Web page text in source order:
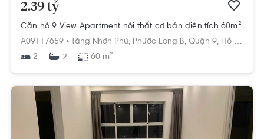
2.39 tỷ
Căn hộ 9 View Apartment nội thất cơ bản diện tích 60m².
A09117659 • Tăng Nhơn Phú, Phước Long B, Quận 9, Hồ Chí Minh
2
2 60 m²